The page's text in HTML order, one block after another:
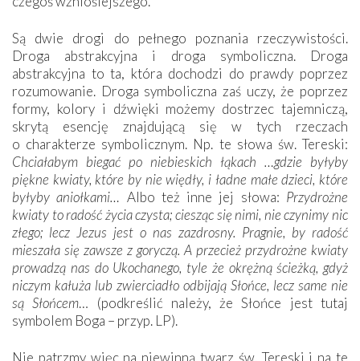
Są dwie drogi do pełnego poznania rzeczywistości.
Droga abstrakcyjna i droga symboliczna. Droga
abstrakcyjna to ta, która dochodzi do prawdy poprzez
rozumowanie. Droga symboliczna zaś uczy, że poprzez
formy, kolory i dźwięki możemy dostrzec tajemniczą,
skrytą esencję znajdującą się w tych rzeczach
o charakterze symbolicznym. Np. te słowa św. Tereski:
Chciałabym biegać po niebieskich łąkach …gdzie byłyby
piękne kwiaty, które by nie więdły, i ładne małe dzieci, które
byłyby aniołkami… Albo też inne jej słowa: Przydrożne
kwiaty to radość życia czysta; ciesząc się nimi, nie czynimy nic
złego; lecz Jezus jest o nas zazdrosny. Pragnie, by radość
mieszała się zawsze z goryczą. A przecież przydrożne kwiaty
prowadzą nas do Ukochanego, tyle że okrężną ścieżką, gdyż
niczym kałuża lub zwierciadło odbijają Słońce, lecz same nie
są Słońcem… (podkreślić należy, że Słońce jest tutaj
symbolem Boga – przyp. LP).
Nie patrzmy więc na niewinną twarz św. Tereski i na te